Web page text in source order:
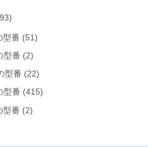
型番 (51)
型番 (2)
型番 (22)
型番 (415)
型番 (2)